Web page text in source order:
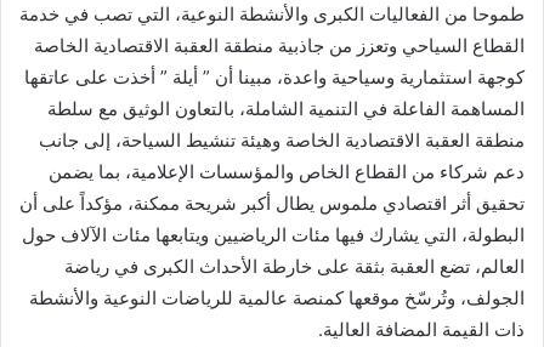
طموحا من الفعاليات ‏الكبرى والأنشطة ‏النوعية، التي تصب في خدمة
القطاع السياحي وتعزز من جاذبية منطقة ‏العقبة الاقتصادية الخاصة
كوجهة ‏استثمارية وسياحية واعدة، مبينا أن ” أيلة ” أخذت على ‏عاتقها
المساهمة الفاعلة في التنمية الشاملة، ‏بالتعاون الوثيق مع سلطة
منطقة العقبة الاقتصادية ‏الخاصة وهيئة تنشيط السياحة، إلى جانب
دعم شركاء ‏من القطاع الخاص والمؤسسات ‏الإعلامية، بما يضمن
تحقيق أثر اقتصادي ملموس يطال أكبر شريحة ‏ممكنة، مؤكداً على أن
‏البطولة، التي يشارك فيها مئات الرياضيين ويتابعها مئات الآلاف حول
العالم، ‏تضع العقبة بثقة ‏على خارطة الأحداث الكبرى في رياضة
الجولف، وتُرسّخ موقعها كمنصة عالمية ‏للرياضات ‏النوعية والأنشطة
ذات القيمة المضافة العالية.‏